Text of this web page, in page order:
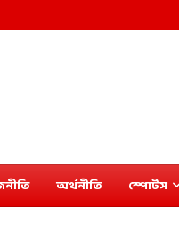
অর্থনীতি স্পোর্টস